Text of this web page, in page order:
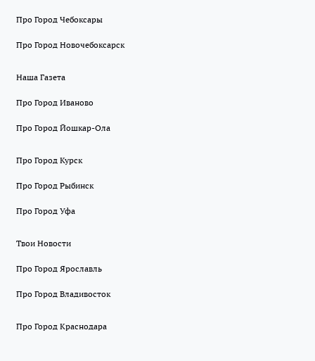
Про Город Чебоксары
Про Город Новочебоксарск
Наша Газета
Про Город Иваново
Про Город Йошкар-Ола
Про Город Курск
Про Город Рыбинск
Про Город Уфа
Твои Новости
Про Город Ярославль
Про Город Владивосток
Про Город Краснодара